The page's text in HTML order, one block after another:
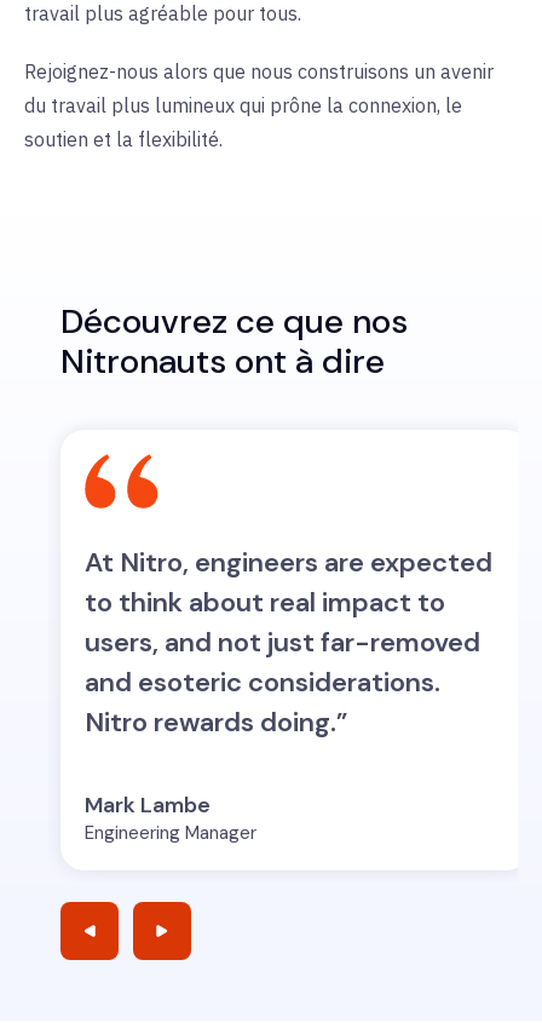
travail plus agréable pour tous.
Rejoignez-nous alors que nous construisons un avenir
du travail plus lumineux qui prône la connexion, le
soutien et la flexibilité.
Découvrez ce que nos
Nitronauts ont à dire
At Nitro, engineers are expected
to think about real impact to
users, and not just far-removed
and esoteric considerations.
Nitro rewards doing.”
Mark Lambe
Engineering Manager